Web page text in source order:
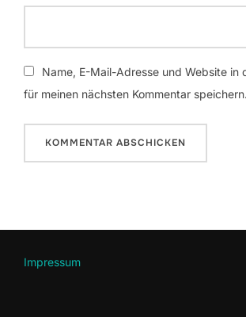
Name, E-Mail-Adresse und Website in
für meinen nächsten Kommentar speichern.
Impressum